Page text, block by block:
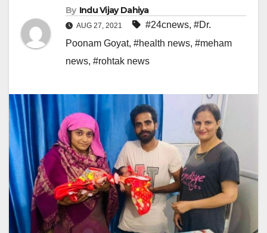
By Indu Vijay Dahiya
AUG 27, 2021 #24cnews, #Dr.
Poonam Goyat, #health news, #meham
news, #rohtak news